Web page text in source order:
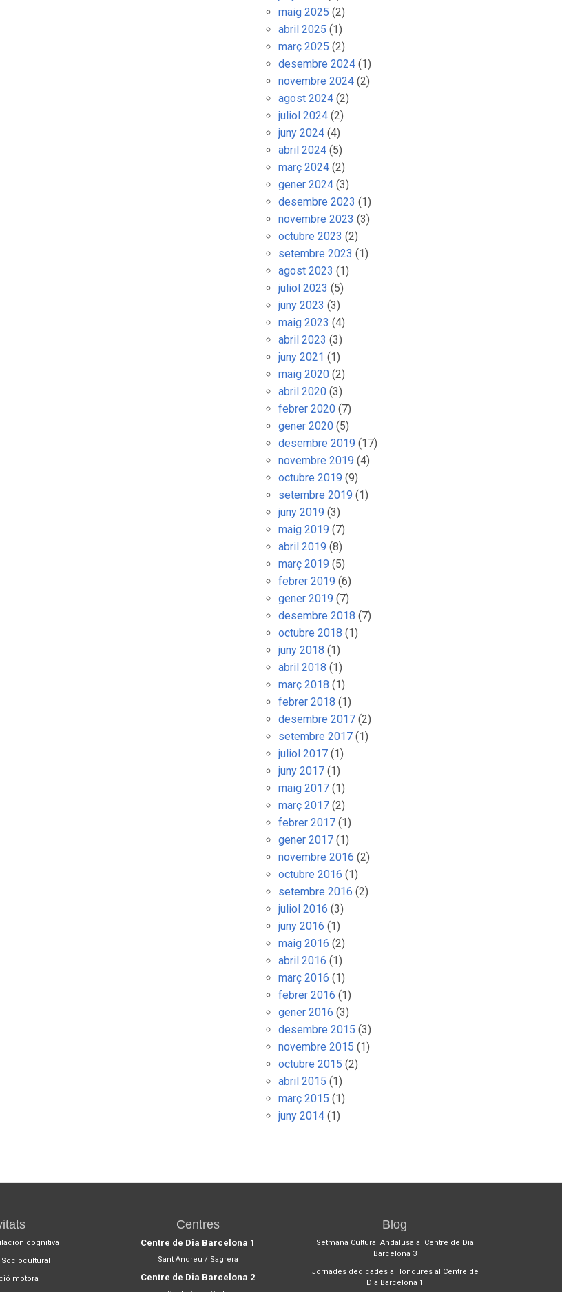
maig 2025 (2)
abril 2025 (1)
març 2025 (2)
desembre 2024 (1)
novembre 2024 (2)
agost 2024 (2)
juliol 2024 (2)
juny 2024 (4)
abril 2024 (5)
març 2024 (2)
gener 2024 (3)
desembre 2023 (1)
novembre 2023 (3)
octubre 2023 (2)
setembre 2023 (1)
agost 2023 (1)
juliol 2023 (5)
juny 2023 (3)
maig 2023 (4)
abril 2023 (3)
juny 2021 (1)
maig 2020 (2)
abril 2020 (3)
febrer 2020 (7)
gener 2020 (5)
desembre 2019 (17)
novembre 2019 (4)
octubre 2019 (9)
setembre 2019 (1)
juny 2019 (3)
maig 2019 (7)
abril 2019 (8)
març 2019 (5)
febrer 2019 (6)
gener 2019 (7)
desembre 2018 (7)
octubre 2018 (1)
juny 2018 (1)
abril 2018 (1)
març 2018 (1)
febrer 2018 (1)
desembre 2017 (2)
setembre 2017 (1)
juliol 2017 (1)
juny 2017 (1)
maig 2017 (1)
març 2017 (2)
febrer 2017 (1)
gener 2017 (1)
novembre 2016 (2)
octubre 2016 (1)
setembre 2016 (2)
juliol 2016 (3)
juny 2016 (1)
maig 2016 (2)
abril 2016 (1)
març 2016 (1)
febrer 2016 (1)
gener 2016 (3)
desembre 2015 (3)
novembre 2015 (1)
octubre 2015 (2)
abril 2015 (1)
març 2015 (1)
juny 2014 (1)
cognitiva
motora
Centres
Centre de Dia Barcelona 1
Sant Andreu / Sagrera
Centre de Dia Barcelona 2
Blog
Setmana Cultural Andalusa al Centre de Dia
Barcelona 3
Jornades dedicades a Hondures al Centre de
Dia Barcelona 1